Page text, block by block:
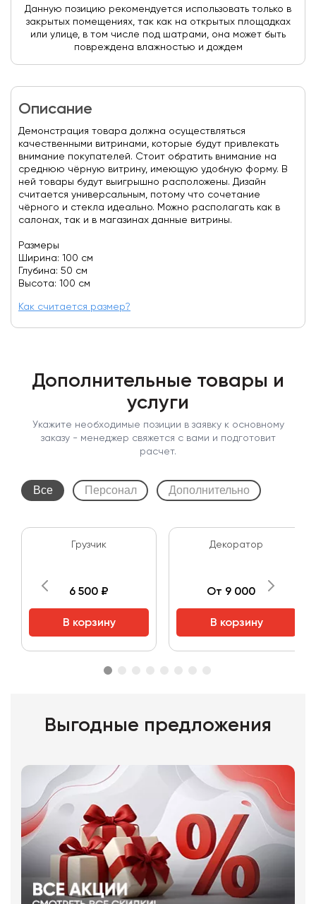
Данную позицию рекомендуется использовать только в
закрытых помещениях, так как на открытых площадках
или улице, в том числе под шатрами, она может быть
повреждена влажностью и дождем
Описание
Демонстрация товара должна осуществляться
качественными витринами, которые будут привлекать
внимание покупателей. Стоит обратить внимание на
среднюю чёрную витрину, имеющую удобную форму. В
ней товары будут выигрышно расположены. Дизайн
считается универсальным, потому что сочетание
чёрного и стекла идеально. Можно располагать как в
салонах, так и в магазинах данные витрины.
Размеры
Ширина: 100 см
Глубина: 50 см
Высота: 100 см
Как считается размер?
Дополнительные товары и
услуги
Укажите необходимые позиции в заявку к основному
заказу - менеджер свяжется с вами и подготовит
расчет.
Все Персонал Дополнительно
Грузчик
6 500 ₽
В корзину
Декоратор
От 9 000 ₽
В корзину
Выгодные предложения